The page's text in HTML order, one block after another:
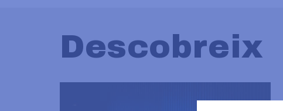
Descobreix